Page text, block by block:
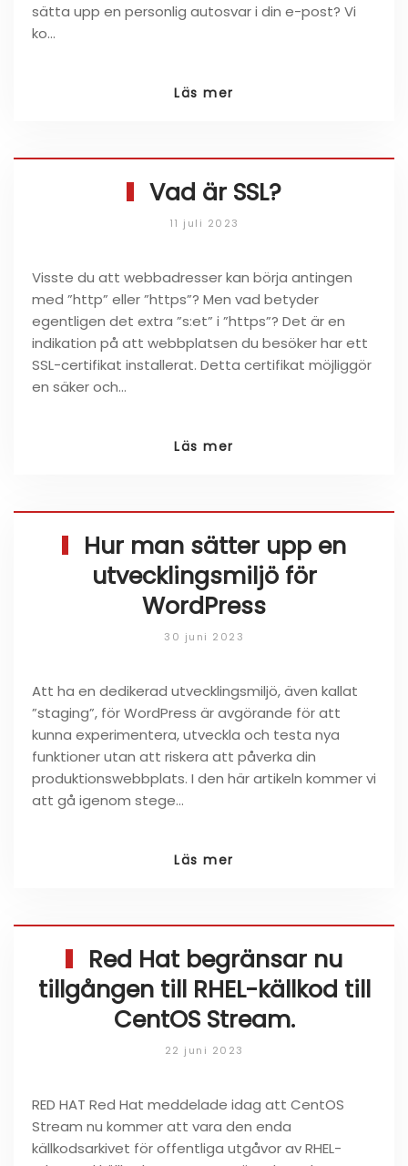
sätta upp en personlig autosvar i din e-post? Vi
ko…
Läs mer
Vad är SSL?
11 juli 2023
Visste du att webbadresser kan börja antingen
med ”http” eller ”https”? Men vad betyder
egentligen det extra ”s:et” i ”https”? Det är en
indikation på att webbplatsen du besöker har ett
SSL-certifikat installerat. Detta certifikat möjliggör
en säker och…
Läs mer
Hur man sätter upp en
utvecklingsmiljö för
WordPress
30 juni 2023
Att ha en dedikerad utvecklingsmiljö, även kallat
”staging”, för WordPress är avgörande för att
kunna experimentera, utveckla och testa nya
funktioner utan att riskera att påverka din
produktionswebbplats. I den här artikeln kommer vi
att gå igenom stege…
Läs mer
Red Hat begränsar nu
tillgången till RHEL-källkod till
CentOS Stream.
22 juni 2023
RED HAT Red Hat meddelade idag att CentOS
Stream nu kommer att vara den enda
källkodsarkivet för offentliga utgåvor av RHEL-